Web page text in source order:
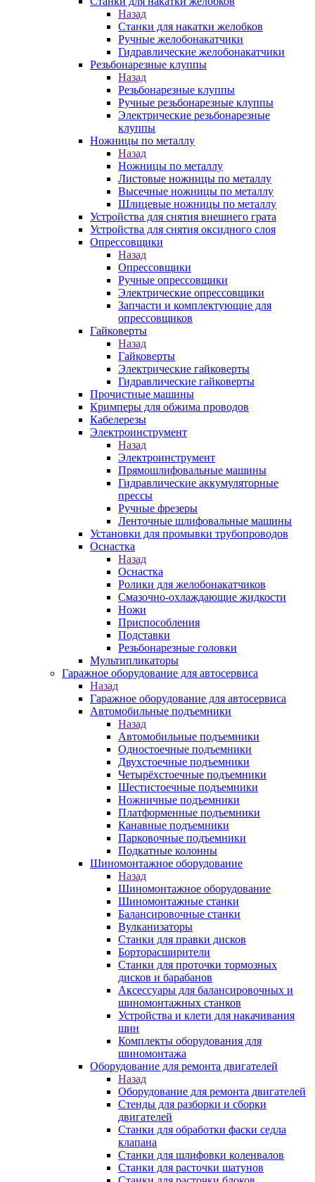
Назад
Станки для накатки желобков
Ручные желобонакатчики
Гидравлические желобонакатчики
Резьбонарезные клуппы
Назад
Резьбонарезные клуппы
Ручные резьбонарезные клуппы
Электрические резьбонарезные
клуппы
Ножницы по металлу
Назад
Ножницы по металлу
Листовые ножницы по металлу
Высечные ножницы по металлу
Шлицевые ножницы по металлу
Устройства для снятия внешнего грата
Устройства для снятия оксидного слоя
Опрессовщики
Назад
Опрессовщики
Ручные опрессовщики
Электрические опрессовщики
Запчасти и комплектующие для
опрессовщиков
Гайковерты
Назад
Гайковерты
Электрические гайковерты
Гидравлические гайковерты
Прочистные машины
Кримперы для обжима проводов
Кабелерезы
Электроинструмент
Назад
Электроинструмент
Прямошлифовальные машины
Гидравлические аккумуляторные
прессы
Ручные фрезеры
Ленточные шлифовальные машины
Установки для промывки трубопроводов
Оснастка
Назад
Оснастка
Ролики для желобонакатчиков
Смазочно-охлаждающие жидкости
Ножи
Приспособления
Подставки
Резьбонарезные головки
Мультипликаторы
Гаражное оборудование для автосервиса
Назад
Гаражное оборудование для автосервиса
Автомобильные подъемники
Назад
Автомобильные подъемники
Одностоечные подъемники
Двухстоечные подъемники
Четырёхстоечные подъемники
Шестистоечные подъемники
Ножничные подъемники
Платформенные подъемники
Канавные подъемники
Парковочные подъемники
Подкатные колонны
Шиномонтажное оборудование
Назад
Шиномонтажное оборудование
Шиномонтажные станки
Балансировочные станки
Вулканизаторы
Станки для правки дисков
Борторасширители
Станки для проточки тормозных
дисков и барабанов
Аксессуары для балансировочных и
шиномонтажных станков
Устройства и клети для накачивания
шин
Комплекты оборудования для
шиномонтажа
Оборудование для ремонта двигателей
Назад
Оборудование для ремонта двигателей
Стенды для разборки и сборки
двигателей
Станки для обработки фаски седла
клапана
Станки для шлифовки коленвалов
Станки для расточки шатунов